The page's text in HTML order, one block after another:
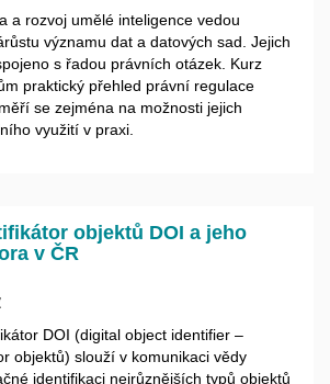
a rozvoj umělé inteligence vedou
významu dat a datových sad. Jejich
s řadou právních otázek. Kurz
praktický přehled právní regulace
se zejména na možnosti jejich
využití v praxi.
objektů DOI a jeho
v ČR
DOI (digital object identifier –
objektů) slouží v komunikaci vědy
identifikaci nejrůznějších typů objektů